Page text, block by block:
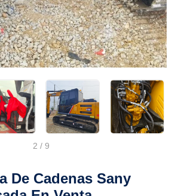
2 / 9
De Cadenas Sany